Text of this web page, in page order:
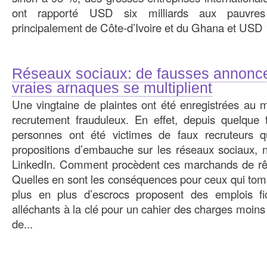
ont rapporté USD six milliards aux pauvres
principalement de Côte-d’Ivoire et du Ghana et
Réseaux sociaux: de fausses
vraies arnaques se multiplient
Une vingtaine de plaintes ont été enregistrées au
recrutement frauduleux. En effet, depuis quelque
personnes ont été victimes de faux recruteurs
propositions d’embauche sur les réseaux sociaux,
LinkedIn. Comment procèdent ces marchands de
Quelles en sont les conséquences pour ceux qui
plus en plus d’escrocs proposent des emplois
alléchants à la clé pour un cahier des charges
de...